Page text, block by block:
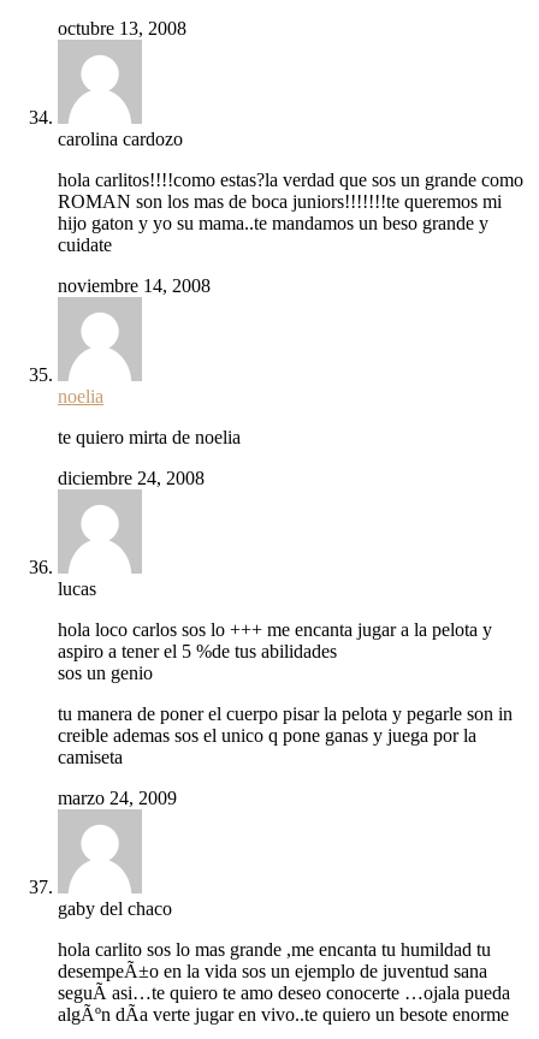
octubre 13, 2008
carolina cardozo
hola carlitos!!!!como estas?la verdad que sos un grande como
ROMAN son los mas de boca juniors!!!!!!!te queremos mi
hijo gaton y yo su mama..te mandamos un beso grande y
cuidate
noviembre 14, 2008
noelia
te quiero mirta de noelia
diciembre 24, 2008
lucas
hola loco carlos sos lo +++ me encanta jugar a la pelota y
aspiro a tener el 5 %de tus abilidades
sos un genio
tu manera de poner el cuerpo pisar la pelota y pegarle son in
creible ademas sos el unico q pone ganas y juega por la
camiseta
marzo 24, 2009
gaby del chaco
hola carlito sos lo mas grande ,me encanta tu humildad tu
desempeÃ±o en la vida sos un ejemplo de juventud sana
seguÃ­ asi…te quiero te amo deseo conocerte …ojala pueda
algÃºn dÃ­a verte jugar en vivo..te quiero un besote enorme